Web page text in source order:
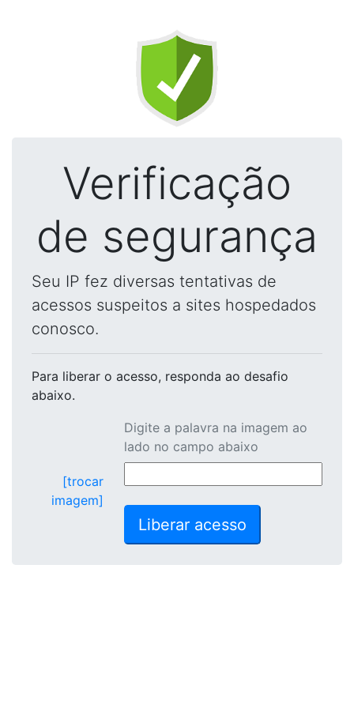
Verificação
de segurança
Seu IP fez diversas tentativas de
acessos suspeitos a sites hospedados
conosco.
Para liberar o acesso, responda ao desafio
abaixo.
[trocar
imagem]
Digite a palavra na imagem ao
lado no campo abaixo